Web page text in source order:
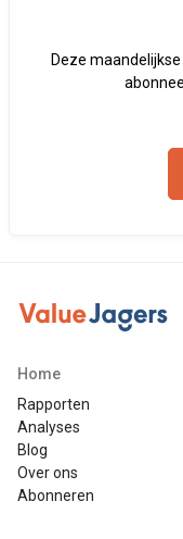
Deze
Home
Rapporten
Analyses
Blog
Over ons
Abonneren